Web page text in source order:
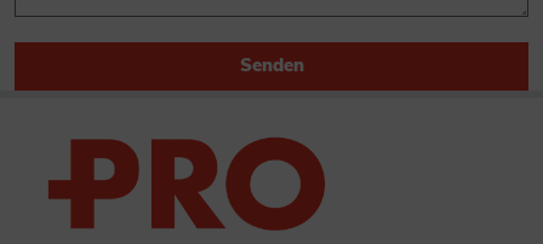
Senden